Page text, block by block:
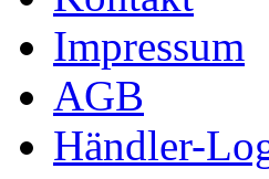
Impressum
AGB
Händler-